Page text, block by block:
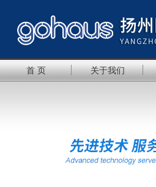
首 页 关于我们